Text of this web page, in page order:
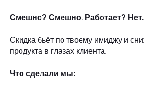
Смешно? Смешно. Работает? Нет.
Скидка бьёт по твоему имиджу и
продукта в глазах клиента.
Что сделали мы: